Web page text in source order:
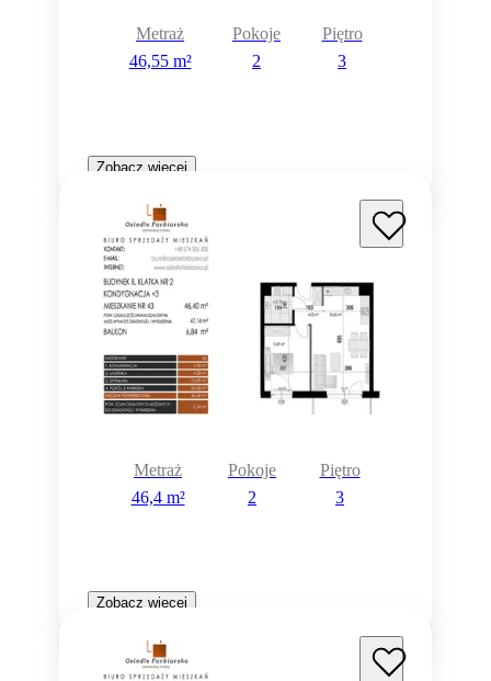
Metraż
46,55 m²
Pokoje
2
Piętro
3
Zobacz więcej
Metraż
46,4 m²
Pokoje
2
Piętro
3
Zobacz więcej